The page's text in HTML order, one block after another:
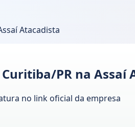
Atacadista
PR na Assaí
no link oficial da empresa